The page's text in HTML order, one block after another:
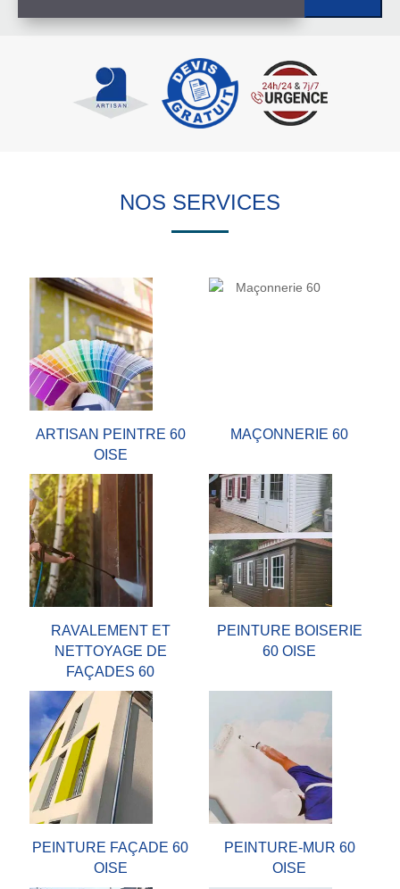
NOS SERVICES
ARTISAN PEINTRE 60
OISE
MAÇONNERIE 60
RAVALEMENT ET
NETTOYAGE DE
FAÇADES 60
PEINTURE BOISERIE
60 OISE
PEINTURE FAÇADE 60
OISE
PEINTURE-MUR 60
OISE